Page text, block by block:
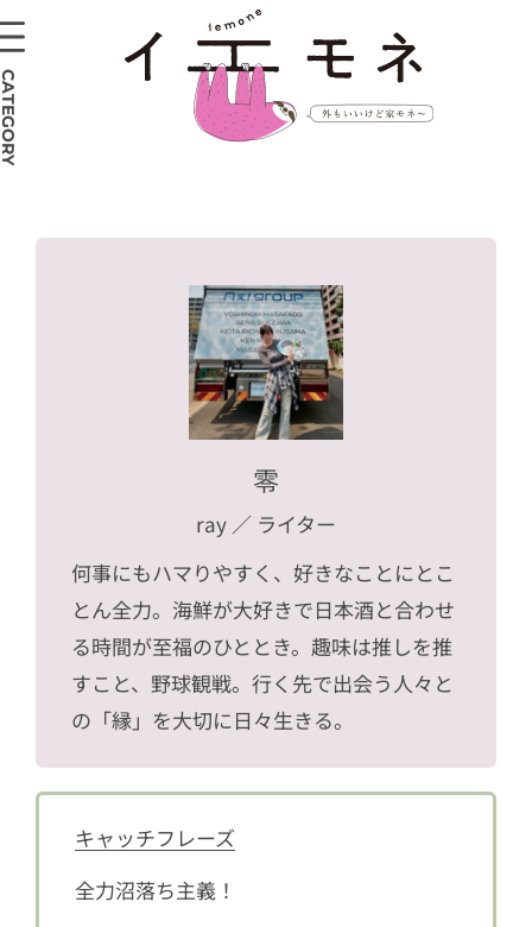
零
ray ／ ライター
何事にもハマりやすく、好きなことにとこ
とん全力。海鮮が大好きで日本酒と合わせ
る時間が至福のひととき。趣味は推しを推
すこと、野球観戦。行く先で出会う人々と
の「縁」を大切に日々生きる。
キャッチフレーズ
全力沼落ち主義！